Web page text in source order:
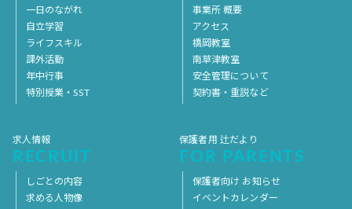
一日のながれ
自立学習
ライフスキル
課外活動
年中行事
特別授業・SST
事業所 概要
アクセス
橋岡教室
南草津教室
安全管理について
契約書・重説など
求人情報
RECRUIT
しごとの内容
求める人物像
保護者用 辻だより
FOR PARENTS
保護者向け お知らせ
イベントカレンダー